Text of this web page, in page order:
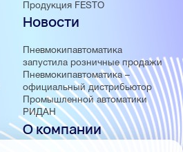
Продукция FESTO
Новости
Пневмокипавтоматика
запустила розничные продажи
Пневмокипавтоматика –
официальный дистрибьютор
Промышленной автоматики
РИДАН
О компании